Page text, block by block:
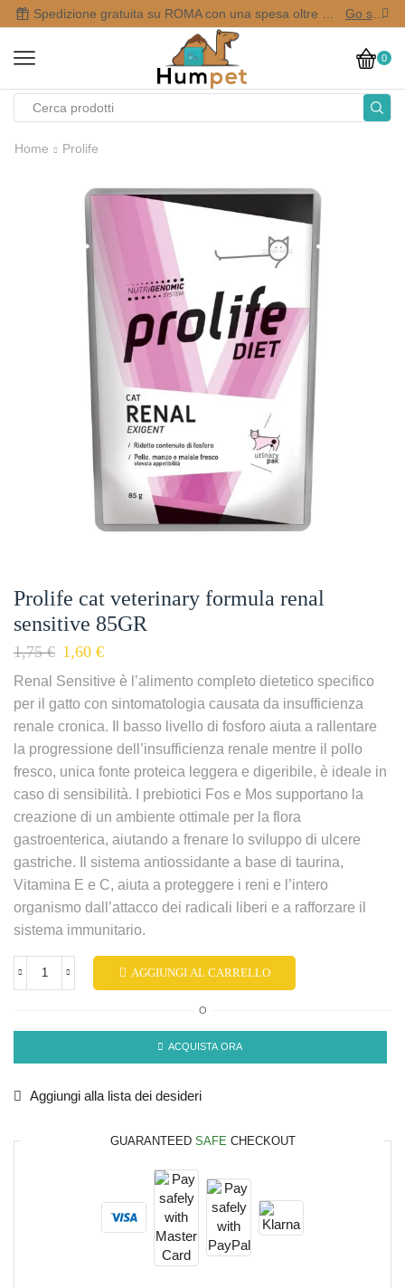
Go shop
0
Home Prolife
Prolife cat veterinary formula renal
sensitive 85GR
1,75€ 1,60 €
Renal Sensitive è l’alimento completo dietetico specifico
per il gatto con sintomatologia causata da insufficienza
renale cronica. Il basso livello di fosforo aiuta a rallentare
la progressione dell’insufficienza renale mentre il pollo
fresco, unica fonte proteica leggera e digeribile, è ideale in
caso di sensibilità. I prebiotici Fos e Mos supportano la
creazione di un ambiente ottimale per la flora
gastroenterica, aiutando a frenare lo sviluppo di ulcere
gastriche. Il sistema antiossidante a base di taurina,
Vitamina E e C, aiuta a proteggere i reni e l’intero
organismo dall’attacco dei radicali liberi e a rafforzare il
sistema immunitario.
AGGIUNGI AL CARRELLO
O
ACQUISTA ORA
Aggiungi alla lista dei desideri
GUARANTEED SAFE CHECKOUT